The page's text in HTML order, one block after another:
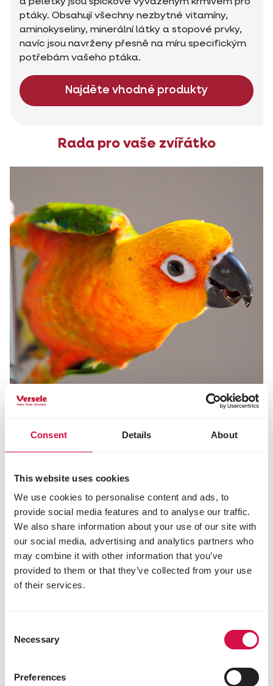
Consent Details About
This website uses cookies
We use cookies to personalise content and ads, to
provide social media features and to analyse our traffic.
We also share information about your use of our site with
our social media, advertising and analytics partners who
may combine it with other information that you’ve
provided to them or that they’ve collected from your use
of their services.
Selection
Necessary
Preferences
ptáky. Obsahují všechny nezbytné vitamíny,
aminokyseliny, minerální látky a stopové prvky,
navíc jsou navrženy přesně na míru specifickým
potřebám vašeho ptáka.
Najděte vhodné produkty
Rada pro vaše zvířátko
JSOU VAŠI PTÁCI,
DEZINFIKOVAT